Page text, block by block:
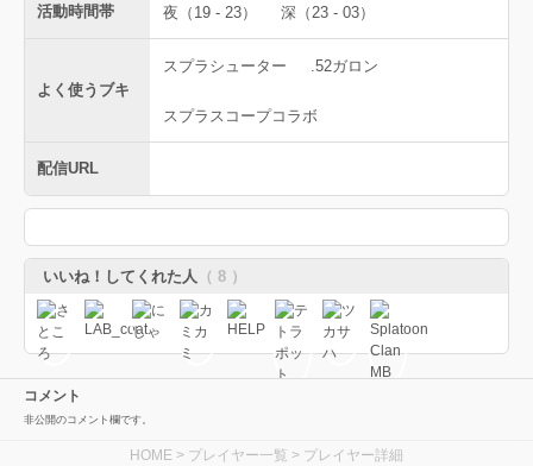
活動時間帯 夜（19 - 23） 深（23 - 03）
よく使うブキ
スプラシューター .52ガロン
スプラスコープコラボ
配信URL
いいね！してくれた人 （ 8 ）
コメント
非公開のコメント欄です。
HOME > プレイヤー一覧 > プレイヤー詳細